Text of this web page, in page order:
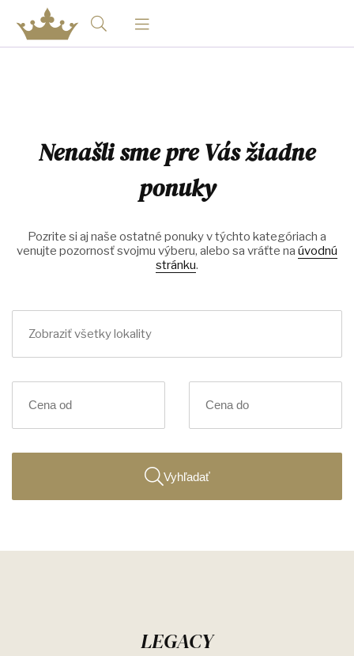
Nenašli sme pre Vás žiadne
ponuky
Pozrite si aj naše ostatné ponuky v týchto kategóriach a
venujte pozornosť svojmu výberu, alebo sa vráťte na úvodnú
stránku.
Vyhľadať
LEGACY